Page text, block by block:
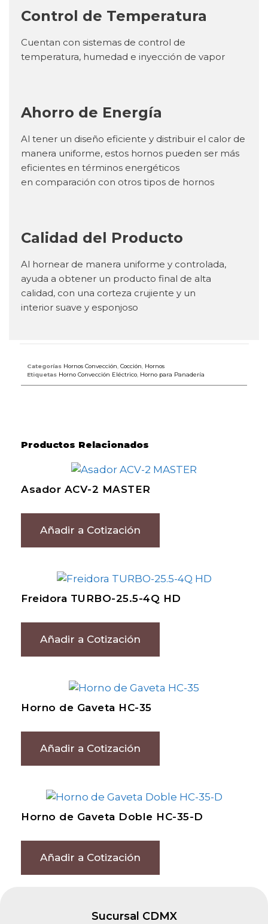
Control de Temperatura
Cuentan con sistemas de control de
temperatura, humedad e inyección de vapor
Ahorro de Energía
Al tener un diseño eficiente y distribuir el calor de
manera uniforme, estos hornos pueden ser más
eficientes en términos energéticos
en comparación con otros tipos de hornos
Calidad del Producto
Al hornear de manera uniforme y controlada,
ayuda a obtener un producto final de alta
calidad, con una corteza crujiente y un
interior suave y esponjoso
Categorías Hornos Convección, Cocción, Hornos
Etiquetas Horno Convección Eléctrico, Horno para Panadería
Productos Relacionados
Asador ACV-2 MASTER
Añadir a Cotización
Freidora TURBO-25.5-4Q HD
Añadir a Cotización
Horno de Gaveta HC-35
Añadir a Cotización
Horno de Gaveta Doble HC-35-D
Añadir a Cotización
Sucursal CDMX